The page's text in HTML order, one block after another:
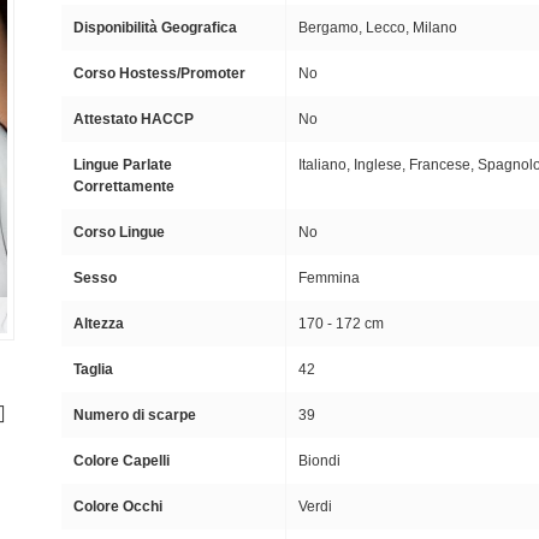
Disponibilità Geografica Bergamo, Lecco, Milano
Corso Hostess/Promoter No
Attestato HACCP No
Lingue Parlate
Correttamente
Italiano, Inglese, Francese,
Corso Lingue No
Sesso Femmina
Altezza 170 - 172 cm
Taglia 42
Numero di scarpe 39
Colore Capelli Biondi
Colore Occhi Verdi